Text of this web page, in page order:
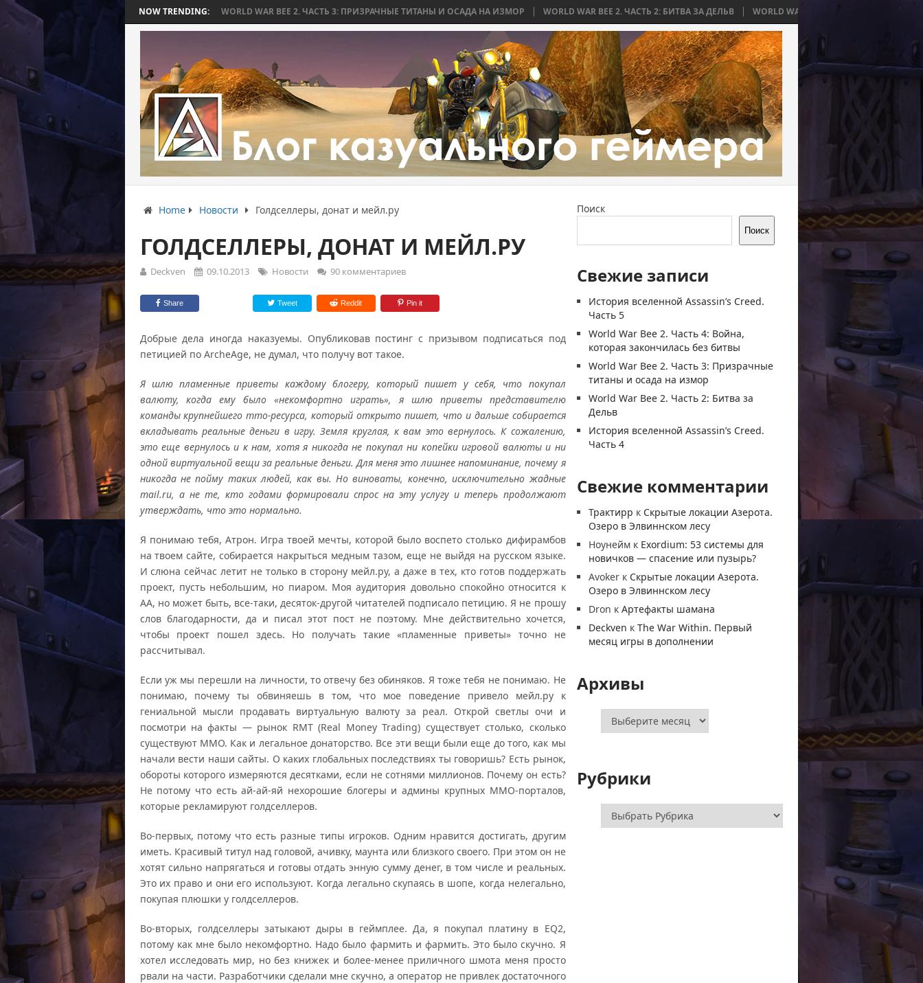
NOW TRENDING:
ЗАКОНЧИЛАСЬ БЕЗ БИТВЫ WORLD WAR BEE 2. ЧАСТЬ 3: ПРИЗРАЧНЫЕ ТИТАНЫ И ОСАДА НА ИЗМОР WORLD WAR BEE 2. ЧАСТЬ 2: БИТВА ЗА ДЕЛЬВ WORLD WAR BEE 2. ЧАСТЬ 1: ПРИЧИНЫ И НАЧАЛО
Home Новости Голдселлеры, донат и мейл.ру
ГОЛДСЕЛЛЕРЫ, ДОНАТ И МЕЙЛ.РУ
Deckven 09.10.2013 Новости 90 комментариев
Share Tweet Reddit Pin it
Добрые дела иногда наказуемы. Опубликовав постинг с призывом подписаться под
петицией по ArcheAge, не думал, что получу вот такое.
Я шлю пламенные приветы каждому блогеру, который пишет у себя, что покупал
валюту, когда ему было «некомфортно играть», я шлю приветы представителю
команды крупнейшего mmo-ресурса, который открыто пишет, что и дальше собирается
вкладывать реальные деньги в игру. Земля круглая, к вам это вернулось. К сожалению,
это еще вернулось и к нам, хотя я никогда не покупал ни копейки игровой валюты и ни
одной виртуальной вещи за реальные деньги. Для меня это лишнее напоминание, почему я
никогда не пойму таких людей, как вы. Но виноваты, конечно, исключительно жадные
mail.ru, а не те, кто годами формировали спрос на эту услугу и теперь продолжают
утверждать, что это нормально.
Я понимаю тебя, Атрон. Игра твоей мечты, которой было воспето столько дифирамбов
на твоем сайте, собирается накрыться медным тазом, еще не выйдя на русском языке.
И слюна сейчас летит не только в сторону мейл.ру, а даже в тех, кто готов поддержать
проект, пусть небольшим, но пиаром. Моя аудитория довольно спокойно относится к
АА, но может быть, все-таки, десяток-другой читателей подписало петицию. Я не прошу
слов благодарности, да и писал этот пост не поэтому. Мне действительно хочется,
чтобы проект пошел здесь. Но получать такие «пламенные приветы» точно не
рассчитывал.
Если уж мы перешли на личности, то отвечу без обиняков. Я тоже тебя не понимаю. Не
понимаю, почему ты обвиняешь в том, что мое поведение привело мейл.ру к
гениальной мысли продавать виртуальную валюту за реал. Открой светлы очи и
посмотри на факты — рынок RMT (Real Money Trading) существует столько, сколько
существуют ММО. Как и легальное донаторство. Все эти вещи были еще до того, как мы
начали вести наши сайты. О каких глобальных последствиях ты говоришь? Есть рынок,
обороты которого измеряются десятками, если не сотнями миллионов. Почему он есть?
Не потому что есть ай-ай-яй нехорошие блогеры и админы крупных ММО-порталов,
которые рекламируют голдселлеров.
Во-первых, потому что есть разные типы игроков. Одним нравится достигать, другим
иметь. Красивый титул над головой, ачивку, маунта или близкого своего. При этом он не
хотят сильно напрягаться и готовы отдать энную сумму денег, в том числе и реальных.
Это их право и они его используют. Когда легально скупаясь в шопе, когда нелегально,
покупая плюшки у голдселлеров.
Во-вторых, голдселлеры затыкают дыры в геймплее. Да, я покупал платину в EQ2,
потому как мне было некомфортно. Надо было фармить и фармить. Это было скучно. Я
хотел исследовать мир, но без книжек и более-менее приличного шмота меня просто
рвали на части. Разработчики сделали мне скучно, а оператор не привлек достаточного
Поиск
Поиск
Свежие записи
История вселенной Assassin’s Creed.
Часть 5
World War Bee 2. Часть 4: Война,
которая закончилась без битвы
World War Bee 2. Часть 3: Призрачные
титаны и осада на измор
World War Bee 2. Часть 2: Битва за
Дельв
История вселенной Assassin’s Creed.
Часть 4
Свежие комментарии
Трактирр к Скрытые локации Азерота.
Озеро в Элвиннском лесу
Ноунейм к Exordium: 53 системы для
новичков — спасение или пузырь?
Avoker к Скрытые локации Азерота.
Озеро в Элвиннском лесу
Dron кАртефакты шамана
Deckven кThe War Within. Первый
месяц игры в дополнении
Архивы
Архивы
Рубрики
Рубрики